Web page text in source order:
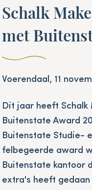
Schalk
met
Voerendaal, 11
Dit jaar heeft
Buitenstate Award
Buitenstate Studie-
felbegeerde award
Buitenstate kantoor
extra's heeft